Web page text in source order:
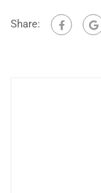
Share: